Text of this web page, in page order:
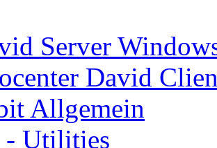
Server
David
Allgemein
- Utilities